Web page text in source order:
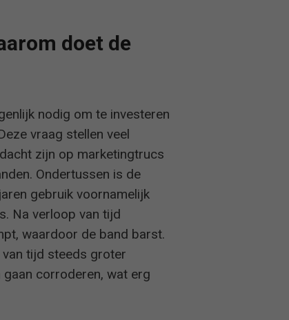
doet de
nodig om te investeren
vraag stellen veel
zijn op marketingtrucs
Ondertussen is de
gebruik voornamelijk
Na verloop van tijd
waardoor de band barst.
tijd steeds groter
corroderen, wat erg